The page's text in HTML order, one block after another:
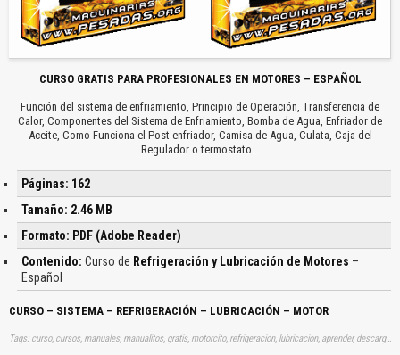
CURSO GRATIS PARA PROFESIONALES EN MOTORES – ESPAÑOL
Función del sistema de enfriamiento, Principio de Operación, Transferencia de
Calor, Componentes del Sistema de Enfriamiento, Bomba de Agua, Enfriador de
Aceite, Como Funciona el Post-enfriador, Camisa de Agua, Culata, Caja del
Regulador o termostato…
Páginas: 162
Tamaño: 2.46 MB
Formato: PDF (Adobe Reader)
Contenido: Curso de Refrigeración y Lubricación de Motores –
Español
CURSO – SISTEMA – REFRIGERACIÓN – LUBRICACIÓN – MOTOR
Tags: curso, cursos, manuales, manualitos, gratis, motorcito, refrigeracion, lubricacion, aprender, descargas